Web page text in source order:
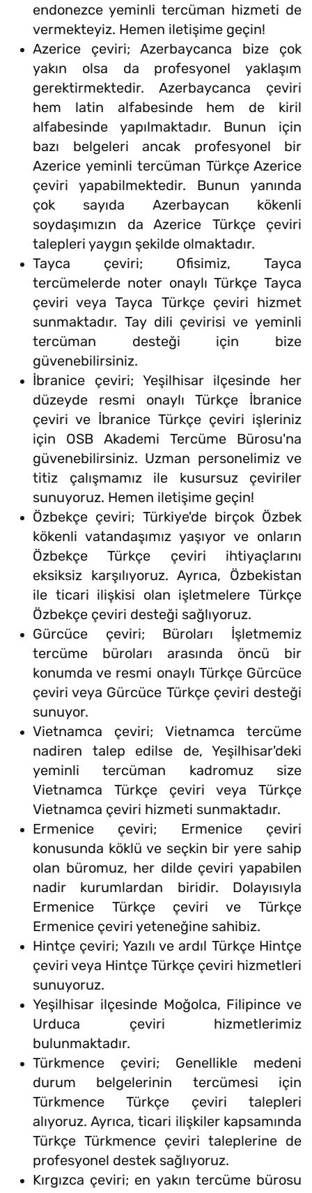
endonezce yeminli tercüman hizmeti de
vermekteyiz. Hemen iletişime geçin!
Azerice çeviri; Azerbaycanca bize çok
yakın olsa da profesyonel yaklaşım
gerektirmektedir. Azerbaycanca çeviri
hem latin alfabesinde hem de kiril
alfabesinde yapılmaktadır. Bunun için
bazı belgeleri ancak profesyonel bir
Azerice yeminli tercüman Türkçe Azerice
çeviri yapabilmektedir. Bunun yanında
çok sayıda Azerbaycan kökenli
soydaşımızın da Azerice Türkçe çeviri
talepleri yaygın şekilde olmaktadır.
Tayca çeviri; Ofisimiz, Tayca
tercümelerde noter onaylı Türkçe Tayca
çeviri veya Tayca Türkçe çeviri hizmet
sunmaktadır. Tay dili çevirisi ve yeminli
tercüman desteği için bize
güvenebilirsiniz.
İbranice çeviri; Yeşilhisar ilçesinde her
düzeyde resmi onaylı Türkçe İbranice
çeviri ve İbranice Türkçe çeviri işleriniz
için OSB Akademi Tercüme Bürosu'na
güvenebilirsiniz. Uzman personelimiz ve
titiz çalışmamız ile kusursuz çeviriler
sunuyoruz. Hemen iletişime geçin!
Özbekçe çeviri; Türkiye'de birçok Özbek
kökenli vatandaşımız yaşıyor ve onların
Özbekçe Türkçe çeviri ihtiyaçlarını
eksiksiz karşılıyoruz. Ayrıca, Özbekistan
ile ticari ilişkisi olan işletmelere Türkçe
Özbekçe çeviri desteği sağlıyoruz.
Gürcüce çeviri; Büroları İşletmemiz
tercüme büroları arasında öncü bir
konumda ve resmi onaylı Türkçe Gürcüce
çeviri veya Gürcüce Türkçe çeviri desteği
sunuyor.
Vietnamca çeviri; Vietnamca tercüme
nadiren talep edilse de, Yeşilhisar'deki
yeminli tercüman kadromuz size
Vietnamca Türkçe çeviri veya Türkçe
Vietnamca çeviri hizmeti sunmaktadır.
Ermenice çeviri; Ermenice çeviri
konusunda köklü ve seçkin bir yere sahip
olan büromuz, her dilde çeviri yapabilen
nadir kurumlardan biridir. Dolayısıyla
Ermenice Türkçe çeviri ve Türkçe
Ermenice çeviri yeteneğine sahibiz.
Hintçe çeviri; Yazılı ve ardıl Türkçe Hintçe
çeviri veya Hintçe Türkçe çeviri hizmetleri
sunuyoruz.
Yeşilhisar ilçesinde Moğolca, Filipince ve
Urduca çeviri hizmetlerimiz
bulunmaktadır.
Türkmence çeviri; Genellikle medeni
durum belgelerinin tercümesi için
Türkmence Türkçe çeviri talepleri
alıyoruz. Ayrıca, ticari ilişkiler kapsamında
Türkçe Türkmence çeviri taleplerine de
profesyonel destek sağlıyoruz.
Kırgızca çeviri; en yakın tercüme bürosu